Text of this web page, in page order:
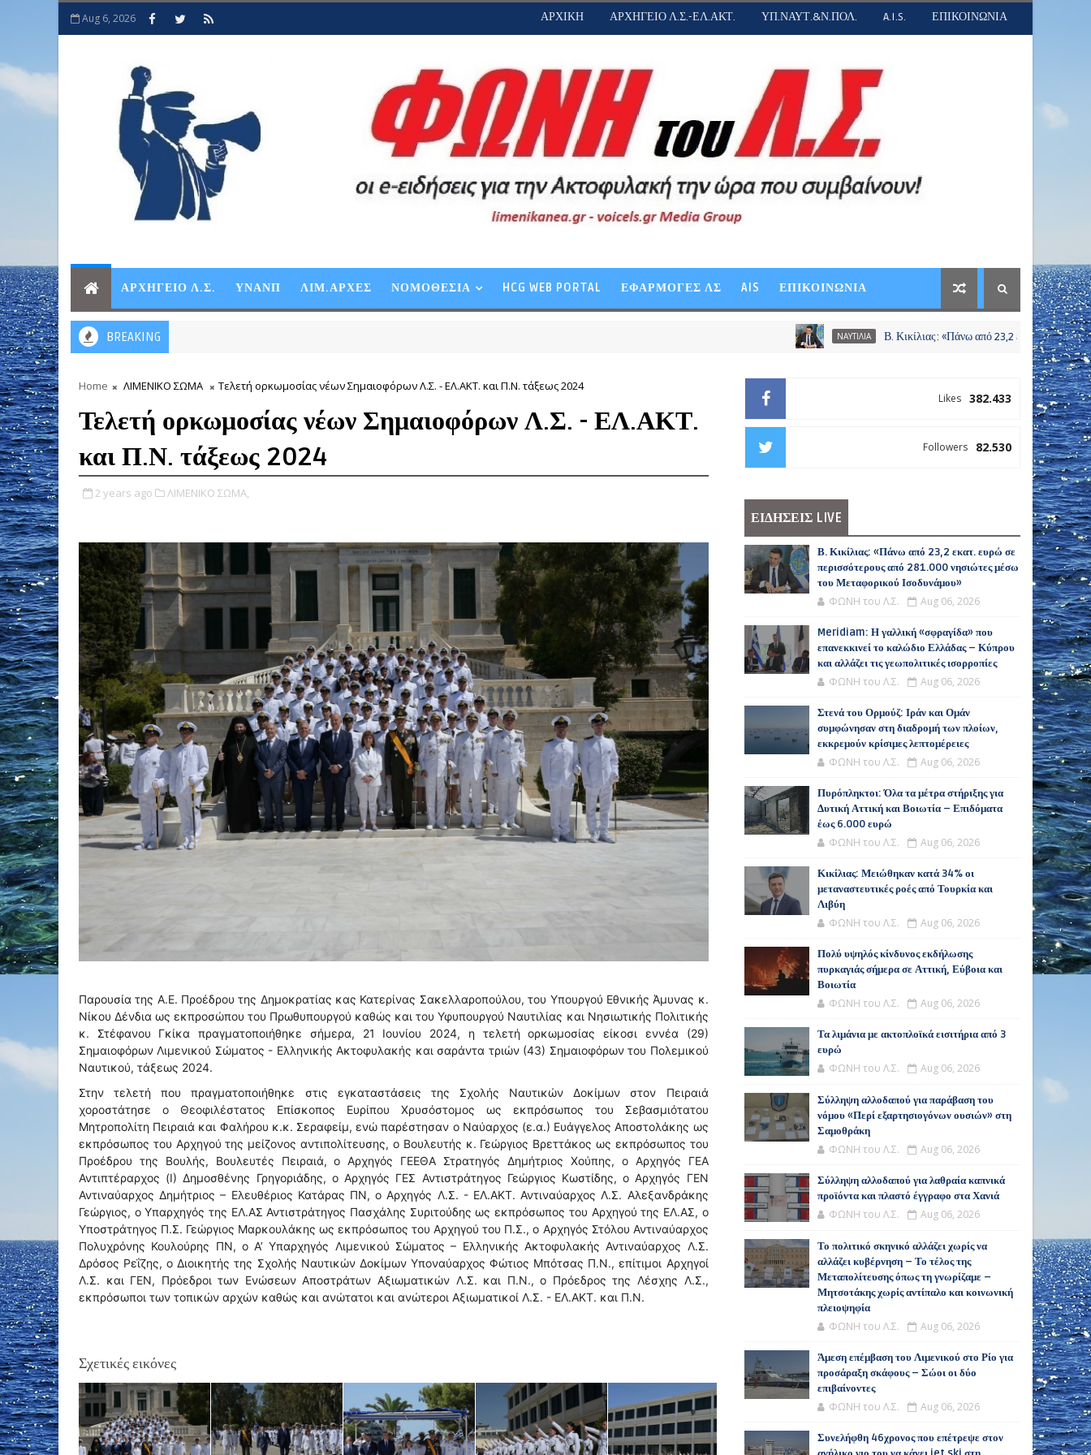
Aug 6, 2026 ΑΡΧΙΚΗ ΑΡΧΗΓΕΙΟ Λ.Σ.-ΕΛ.ΑΚΤ. ΥΠ.ΝΑΥΤ.&Ν.ΠΟΛ. A.I.S. ΕΠΙΚΟΙΝΩΝΙΑ
ΑΡΧΗΓΕΙΟ Λ.Σ. ΥΝΑΝΠ ΛΙΜ.ΑΡΧΕΣ ΝΟΜΟΘΕΣΙΑ HCG WEB PORTAL ΕΦΑΡΜΟΓΕΣ ΛΣ AIS ΕΠΙΚΟΙΝΩΝΙΑ
BREAKING ΝΑΥΤΙΛΙΑ Β. Κικίλιας: «Πάνω από 23,2 εκατ. ευρώ σε
Home ΛΙΜΕΝΙΚΟ ΣΩΜΑ Τελετή ορκωμοσίας νέων Σημαιοφόρων Λ.Σ. - ΕΛ.ΑΚΤ. και Π.Ν. τάξεως 2024
Τελετή ορκωμοσίας νέων Σημαιοφόρων Λ.Σ. - ΕΛ.ΑΚΤ.
και Π.Ν. τάξεως 2024
2 years ago ΛΙΜΕΝΙΚΟ ΣΩΜΑ,
Παρουσία της A.E. Προέδρου της Δημοκρατίας κας Κατερίνας Σακελλαροπούλου, του Υπουργού Εθνικής Άμυνας κ.
Νίκου Δένδια ως εκπροσώπου του Πρωθυπουργού καθώς και του Υφυπουργού Ναυτιλίας και Νησιωτικής Πολιτικής
κ. Στέφανου Γκίκα πραγματοποιήθηκε σήμερα, 21 Ιουνίου 2024, η τελετή ορκωμοσίας είκοσι εννέα (29)
Σημαιοφόρων Λιμενικού Σώματος - Ελληνικής Ακτοφυλακής και σαράντα τριών (43) Σημαιοφόρων του Πολεμικού
Ναυτικού, τάξεως 2024.
Στην τελετή που πραγματοποιήθηκε στις εγκαταστάσεις της Σχολής Ναυτικών Δοκίμων στον Πειραιά
χοροστάτησε ο Θεοφιλέστατος Επίσκοπος Ευρίπου Χρυσόστομος ως εκπρόσωπος του Σεβασμιότατου
Μητροπολίτη Πειραιά και Φαλήρου κ.κ. Σεραφείμ, ενώ παρέστησαν ο Ναύαρχος (ε.α.) Ευάγγελος Αποστολάκης ως
εκπρόσωπος του Αρχηγού της μείζονος αντιπολίτευσης, ο Βουλευτής κ. Γεώργιος Βρεττάκος ως εκπρόσωπος του
Προέδρου της Βουλής, Βουλευτές Πειραιά, ο Αρχηγός ΓΕΕΘΑ Στρατηγός Δημήτριος Χούπης, ο Αρχηγός ΓΕΑ
Αντιπτέραρχος (Ι) Δημοσθένης Γρηγοριάδης, ο Αρχηγός ΓΕΣ Αντιστράτηγος Γεώργιος Κωστίδης, ο Αρχηγός ΓΕΝ
Αντιναύαρχος Δημήτριος – Ελευθέριος Κατάρας ΠΝ, ο Αρχηγός Λ.Σ. - ΕΛ.ΑΚΤ. Αντιναύαρχος Λ.Σ. Αλεξανδράκης
Γεώργιος, ο Υπαρχηγός της ΕΛ.ΑΣ Αντιστράτηγος Πασχάλης Συριτούδης ως εκπρόσωπος του Αρχηγού της ΕΛ.ΑΣ, ο
Υποστράτηγος Π.Σ. Γεώργιος Μαρκουλάκης ως εκπρόσωπος του Αρχηγού του Π.Σ., ο Αρχηγός Στόλου Αντιναύαρχος
Πολυχρόνης Κουλούρης ΠΝ, ο Α’ Υπαρχηγός Λιμενικού Σώματος – Ελληνικής Ακτοφυλακής Αντιναύαρχος Λ.Σ.
Δρόσος Ρεΐζης, ο Διοικητής της Σχολής Ναυτικών Δοκίμων Υποναύαρχος Φώτιος Μπότσας Π.Ν., επίτιμοι Αρχηγοί
Λ.Σ. και ΓΕΝ, Πρόεδροι των Ενώσεων Αποστράτων Αξιωματικών Λ.Σ. και Π.Ν., ο Πρόεδρος της Λέσχης Λ.Σ.,
εκπρόσωποι των τοπικών αρχών καθώς και ανώτατοι και ανώτεροι Αξιωματικοί Λ.Σ. - ΕΛ.ΑΚΤ. και Π.Ν.
Σχετικές εικόνες
382.433
Likes
82.530
Followers
ΕΙΔΗΣΕΙΣ LIVE
Β. Κικίλιας: «Πάνω από 23,2 εκατ. ευρώ σε
περισσότερους από 281.000 νησιώτες μέσω
του Μεταφορικού Ισοδυνάμου»
ΦΩΝΗ του Λ.Σ. Aug 06, 2026
Meridiam: Η γαλλική «σφραγίδα» που
επανεκκινεί το καλώδιο Ελλάδας – Κύπρου
και αλλάζει τις γεωπολιτικές ισορροπίες
ΦΩΝΗ του Λ.Σ. Aug 06, 2026
Στενά του Ορμούζ: Ιράν και Ομάν
συμφώνησαν στη διαδρομή των πλοίων,
εκκρεμούν κρίσιμες λεπτομέρειες
ΦΩΝΗ του Λ.Σ. Aug 06, 2026
Πυρόπληκτοι: Όλα τα μέτρα στήριξης για
Δυτική Αττική και Βοιωτία – Επιδόματα
έως 6.000 ευρώ
ΦΩΝΗ του Λ.Σ. Aug 06, 2026
Κικίλιας: Μειώθηκαν κατά 34% οι
μεταναστευτικές ροές από Τουρκία και
Λιβύη
ΦΩΝΗ του Λ.Σ. Aug 06, 2026
Πολύ υψηλός κίνδυνος εκδήλωσης
πυρκαγιάς σήμερα σε Αττική, Εύβοια και
Βοιωτία
ΦΩΝΗ του Λ.Σ. Aug 06, 2026
Τα λιμάνια με ακτοπλοϊκά εισιτήρια από 3
ευρώ
ΦΩΝΗ του Λ.Σ. Aug 06, 2026
Σύλληψη αλλοδαπού για παράβαση του
νόμου «Περί εξαρτησιογόνων ουσιών» στη
Σαμοθράκη
ΦΩΝΗ του Λ.Σ. Aug 06, 2026
Σύλληψη αλλοδαπού για λαθραία καπνικά
προϊόντα και πλαστό έγγραφο στα Χανιά
ΦΩΝΗ του Λ.Σ. Aug 06, 2026
Το πολιτικό σκηνικό αλλάζει χωρίς να
αλλάζει κυβέρνηση – Το τέλος της
Μεταπολίτευσης όπως τη γνωρίζαμε –
Μητσοτάκης χωρίς αντίπαλο και κοινωνική
πλειοψηφία
ΦΩΝΗ του Λ.Σ. Aug 06, 2026
Άμεση επέμβαση του Λιμενικού στο Ρίο για
προσάραξη σκάφους – Σώοι οι δύο
επιβαίνοντες
ΦΩΝΗ του Λ.Σ. Aug 06, 2026
Συνελήφθη 46χρονος που επέτρεψε στον